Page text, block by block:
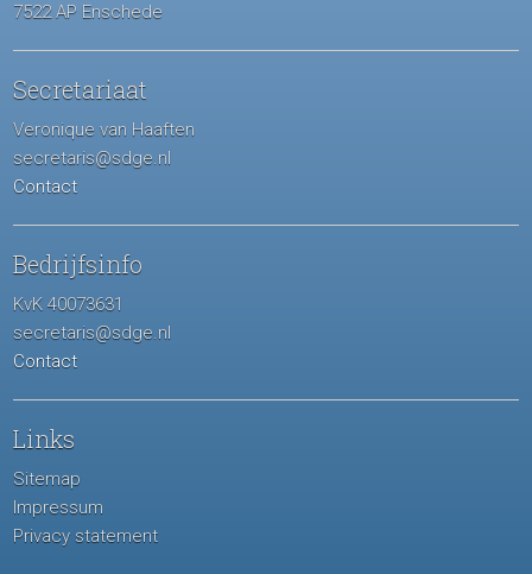
7522 AP Enschede
Secretariaat
Veronique van Haaften
secretaris@sdge.nl
Contact
Bedrijfsinfo
KvK 40073631
secretaris@sdge.nl
Contact
Links
Sitemap
Impressum
Privacy statement